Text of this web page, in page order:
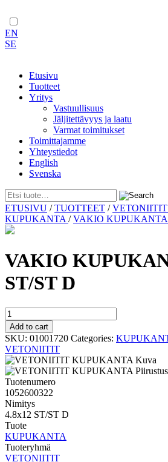
EN
SE
Etusivu
Tuotteet
Yritys
Vastuullisuus
Jäljitettävyys ja laatu
Varmat toimitukset
Toimittajamme
Yhteystiedot
English
Svenska
Skip
to
content
ETUSIVU /TUOTTEET /VETONIITIT
KUPUKANTA /VAKIO KUPUKANTA
VAKIO
ST/ST D
VAKIO
KUPUKANTA
4.8x12
ST/ST
D
quantity
Add to cart
SKU: 01001720 Categories:
VETONIITIT
Tuotenumero
1052600322
Nimitys
4.8x12 ST/ST D
Tuote
KUPUKANTA
Tuoteryhmä
VETONIITIT